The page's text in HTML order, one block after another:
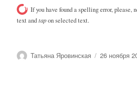
If you have found a spelling error, please,
text andtapon selected text.
Автор
Татьяна Яровинская 26 ноября